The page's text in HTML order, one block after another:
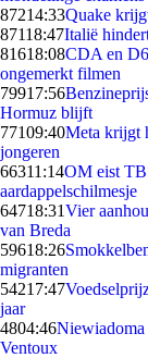
87214:33Quake
87118:47Italië
81618:08CDA en
ongemerkt filmen
79917:56
Hormuz blijft
77109:40Meta krijgt
jongeren
66311:14OM eist
aardappelschilmesje
64718:31Vier
van Breda
59618:26
migranten
54217:47
jaar
4804:46Niewiadoma
Ventoux